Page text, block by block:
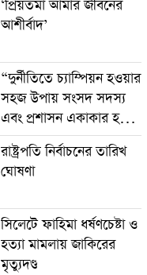
‘প্রিয়তমা আমার জীবনের
আশীর্বাদ’
“দুর্নীতিতে চ্যাম্পিয়ন হওয়ার
সহজ উপায় সংসদ সদস্য
এবং প্রশাসন একাকার হয়ে
যাওয়া”
রাষ্ট্রপতি নির্বাচনের তারিখ
ঘোষণা
সিলেটে ফাহিমা ধর্ষণচেষ্টা ও
হত্যা মামলায় জাকিরের
মৃত্যুদণ্ড